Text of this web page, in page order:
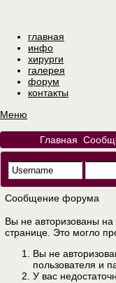
главная
инфо
хирурги
галерея
форум
контакты
Меню
Главная
Сообщение форума
Вы не авторизованы
странице. Это могло
Вы не
пользователя и
У вас